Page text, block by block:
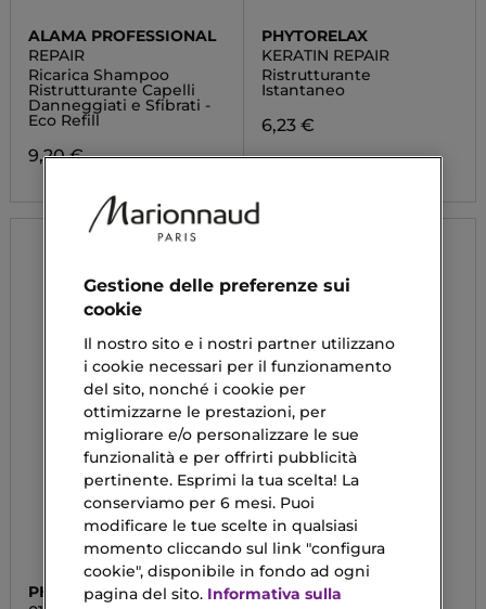
ALAMA PROFESSIONAL
REPAIR
Ricarica Shampoo
Ristrutturante Capelli
Danneggiati e Sfibrati -
Eco Refill
9,20 €
PHYTORELAX
KERATIN REPAIR
Ristrutturante
Istantaneo
6,23 €
PHYTORELAX
DIEGO DALLA PALMA
Gestione delle preferenze sui
cookie
Il nostro sito e i nostri partner utilizzano
i cookie necessari per il funzionamento
del sito, nonché i cookie per
ottimizzarne le prestazioni, per
migliorare e/o personalizzare le sue
funzionalità e per offrirti pubblicità
pertinente. Esprimi la tua scelta! La
conserviamo per 6 mesi. Puoi
modificare le tue scelte in qualsiasi
momento cliccando sul link "configura
cookie", disponibile in fondo ad ogni
pagina del sito. Informativa sulla